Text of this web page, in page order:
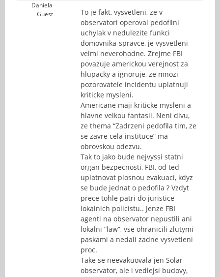
Daniela
Guest
To je fakt, vysvetleni, ze v
observatori operoval pedofilni
uchylak v nedulezite funkci
domovnika-spravce, je vysvetleni
velmi neverohodne. Zrejme FBI
povazuje americkou verejnost za
hlupacky a ignoruje, ze mnozi
pozorovatele incidentu uplatnuji
kriticke mysleni.
Americane maji kriticke mysleni a
hlavne velkou fantasii. Neni divu,
ze thema “Zadrzeni pedofila tim, ze
se zavre cela instituce” ma
obrovskou odezvu.
Tak to jako bude nejvyssi statni
organ bezpecnosti, FBI, od ted
uplatnovat plosnou evakuaci, kdyz
se bude jednat o pedofila ? Vzdyt
prece tohle patri do juristice
lokalnich policistu.. Jenze FBI
agenti na observator nepustili ani
lokalni “law”, vse ohranicili zlutymi
paskami a nedali zadne vysvetleni
proc.
Take se neevakuovala jen Solar
observator, ale i vedlejsi budovy,